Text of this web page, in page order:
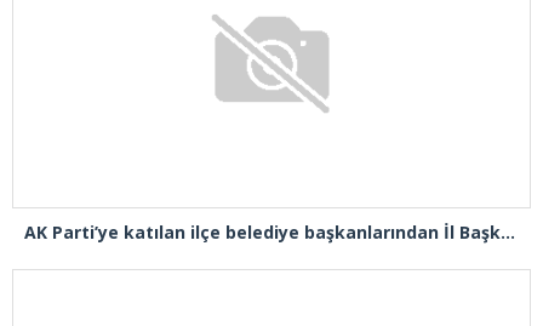
AK Parti’ye katılan ilçe belediye başkanlarından İl Başkanı Özdemir’e ziyaret